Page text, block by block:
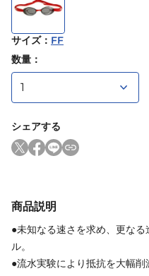
サイズ： FF
数量：
シェアする
商品説明
●未知なる速さを求め、更な
ル。
●流水実験により抵抗を大幅削